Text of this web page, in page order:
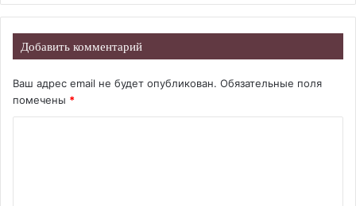
Добавить комментарий
Ваш адрес email не будет опубликован. Обязательные поля
помечены *